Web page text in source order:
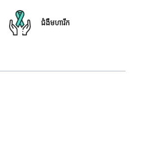
ជំងឺមហារីក